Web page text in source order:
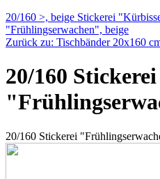
20/160 >, beige Stickerei
"Frühlingserwachen", beige
Zurück zu: Tischbänder 20x160
20/160 Stickerei
20/160 Stickerei